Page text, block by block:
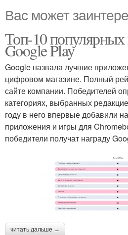
Вас может
Топ-10
Google Play
Google назвала лучшие
цифровом магазине. Полный
сайте компании. Победителей
категориях, выбранных
году в него впервые добавили
приложения и игры для
победители получат награду
читать дальше →